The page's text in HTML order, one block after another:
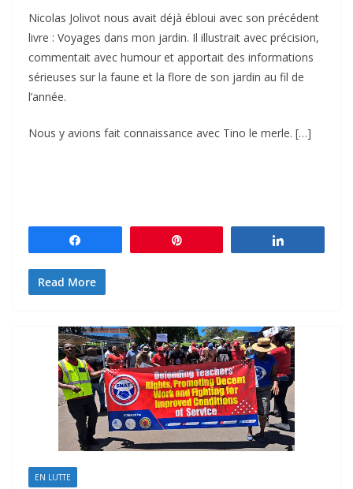
Nicolas Jolivot nous avait déjà ébloui avec son précédent
livre : Voyages dans mon jardin. Il illustrait avec précision,
commentait avec humour et apportait des informations
sérieuses sur la faune et la flore de son jardin au fil de
l’année.
Nous y avions fait connaissance avec Tino le merle. […]
Read More
EN LUTTE